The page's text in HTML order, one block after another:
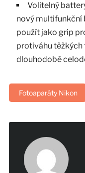
Volitelný
nový multifunkční
použít jako grip
protiváhu těžkých
dlouhodobé
Fotoaparáty Nikon